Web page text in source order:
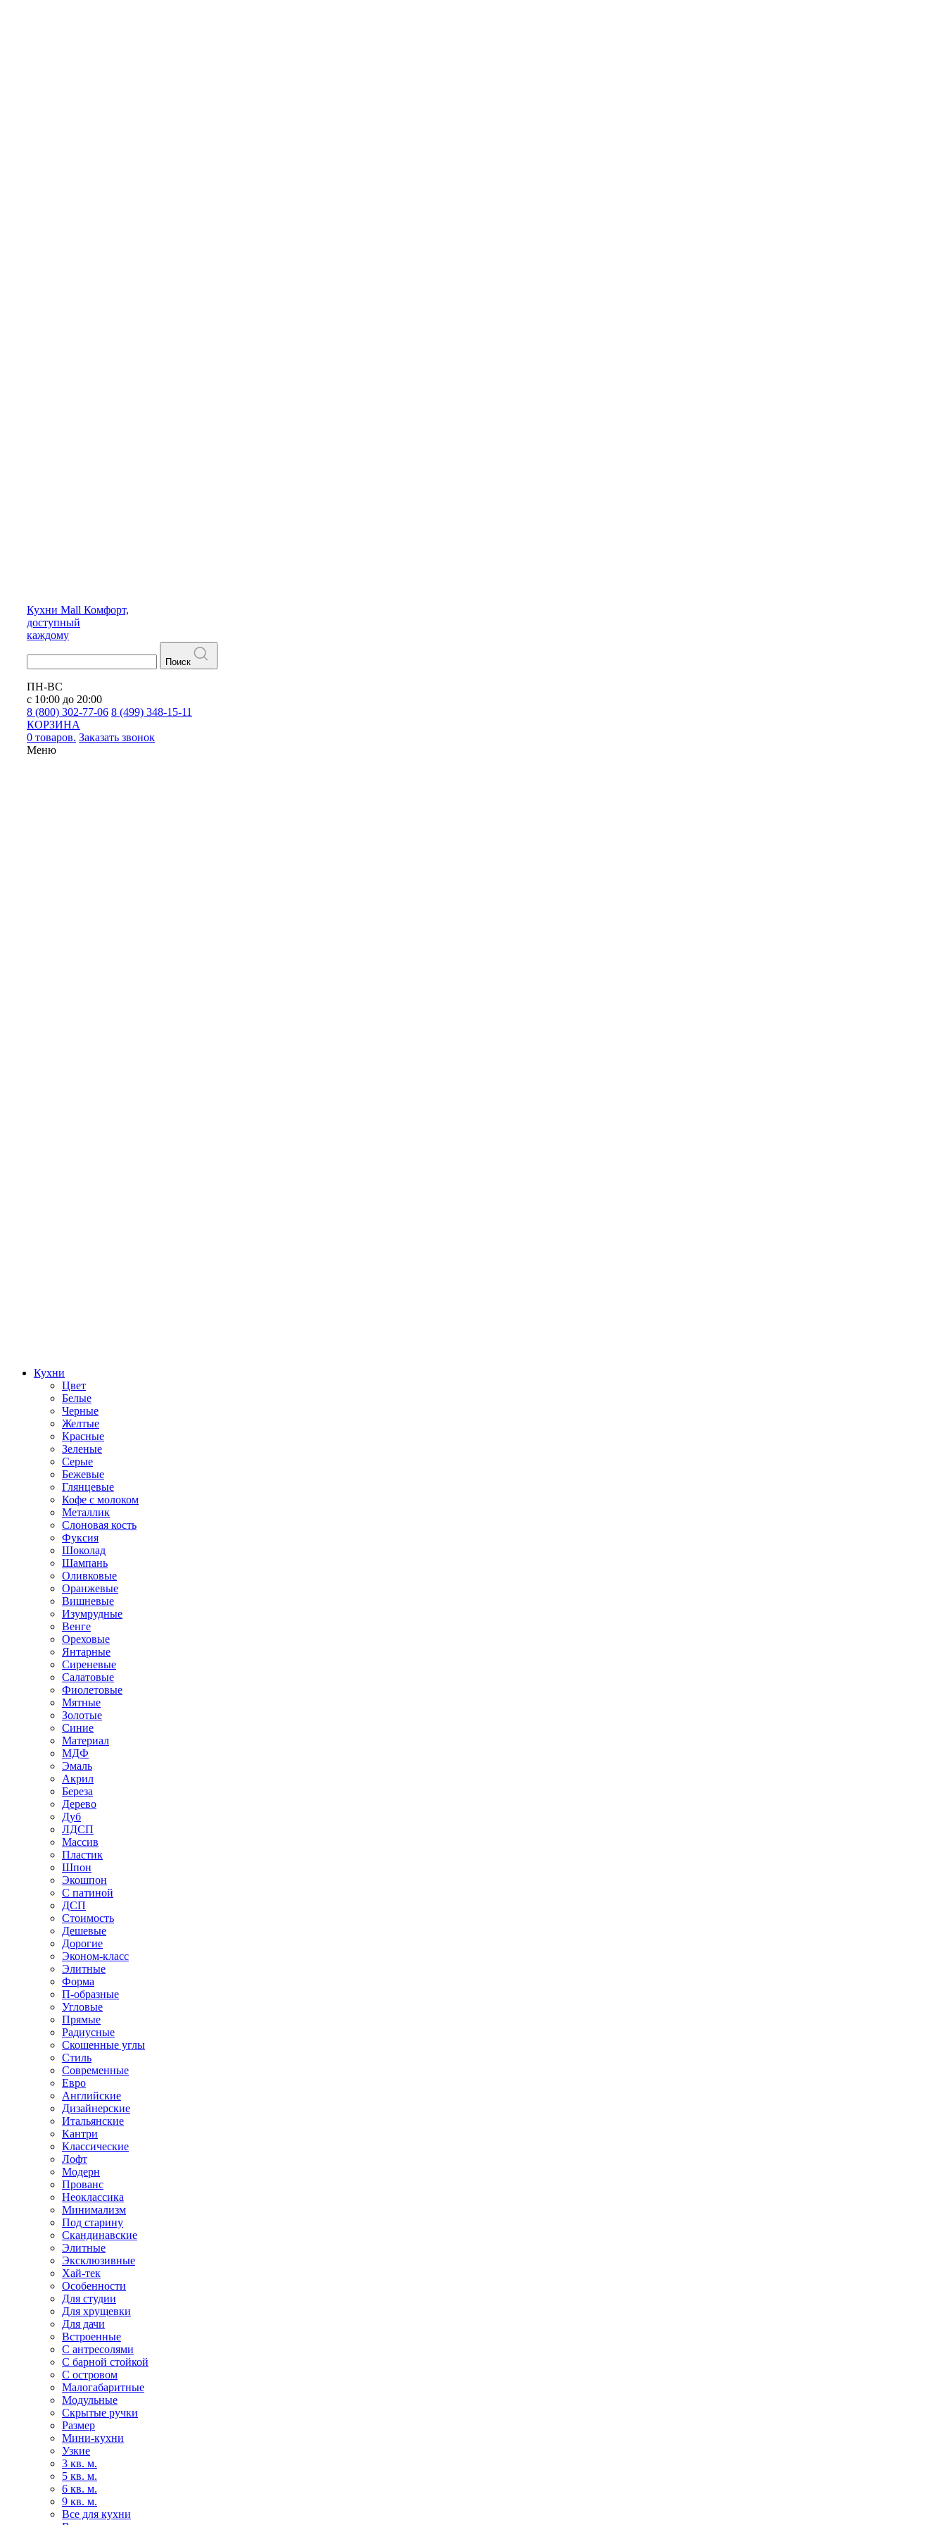
Кухни Mall Комфорт,
доступный
каждому
Поиск
ПН-ВС
с 10:00 до 20:00
8 (800) 302-77-06 8 (499) 348-15-11
КОРЗИНА
0 товаров. Заказать звонок
Меню
Кухни
Цвет
Белые
Черные
Желтые
Красные
Зеленые
Серые
Бежевые
Глянцевые
Кофе с молоком
Металлик
Слоновая кость
Фуксия
Шоколад
Шампань
Оливковые
Оранжевые
Вишневые
Изумрудные
Венге
Ореховые
Янтарные
Сиреневые
Салатовые
Фиолетовые
Мятные
Золотые
Синие
Материал
МДФ
Эмаль
Акрил
Береза
Дерево
Дуб
ЛДСП
Массив
Пластик
Шпон
Экошпон
С патиной
ДСП
Стоимость
Дешевые
Дорогие
Эконом-класс
Элитные
Форма
П-образные
Угловые
Прямые
Радиусные
Скошенные углы
Стиль
Современные
Евро
Английские
Дизайнерские
Итальянские
Кантри
Классические
Лофт
Модерн
Прованс
Неоклассика
Минимализм
Под старину
Скандинавские
Элитные
Эксклюзивные
Хай-тек
Особенности
Для студии
Для хрущевки
Для дачи
Встроенные
С антресолями
С барной стойкой
С островом
Малогабаритные
Модульные
Скрытые ручки
Размер
Мини-кухни
Узкие
3 кв. м.
5 кв. м.
6 кв. м.
9 кв. м.
Все для кухни